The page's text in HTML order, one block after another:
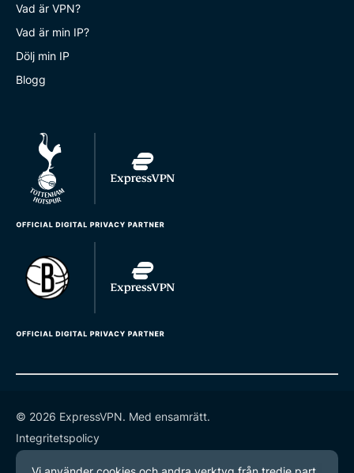
Vad är VPN?
Vad är min IP?
Dölj min IP
Blogg
© 2026 ExpressVPN. Med ensamrätt.
Integritetspolicy
Användarvillkor